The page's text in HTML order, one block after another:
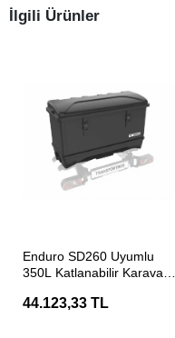
İlgili Ürünler
Enduro SD260 Uyumlu
350L Katlanabilir Karavan
44.123,33 TL